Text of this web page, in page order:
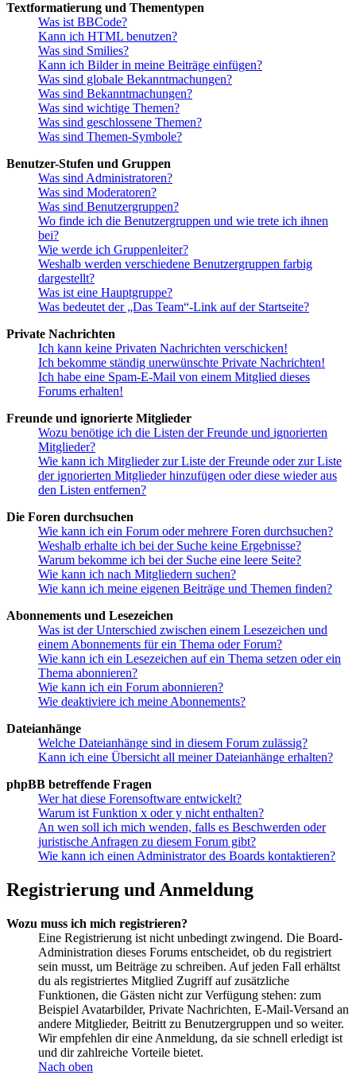
Textformatierung und Thementypen
Was ist BBCode?
Kann ich HTML benutzen?
Was sind Smilies?
Kann ich Bilder in meine Beiträge einfügen?
Was sind globale Bekanntmachungen?
Was sind Bekanntmachungen?
Was sind wichtige Themen?
Was sind geschlossene Themen?
Was sind Themen-Symbole?
Benutzer-Stufen und Gruppen
Was sind Administratoren?
Was sind Moderatoren?
Was sind Benutzergruppen?
Wo finde ich die Benutzergruppen und wie trete ich ihnen
bei?
Wie werde ich Gruppenleiter?
Weshalb werden verschiedene Benutzergruppen farbig
dargestellt?
Was ist eine Hauptgruppe?
Was bedeutet der „Das Team“-Link auf der Startseite?
Private Nachrichten
Ich kann keine Privaten Nachrichten verschicken!
Ich bekomme ständig unerwünschte Private Nachrichten!
Ich habe eine Spam-E-Mail von einem Mitglied dieses
Forums erhalten!
Freunde und ignorierte Mitglieder
Wozu benötige ich die Listen der Freunde und ignorierten
Mitglieder?
Wie kann ich Mitglieder zur Liste der Freunde oder zur Liste
der ignorierten Mitglieder hinzufügen oder diese wieder aus
den Listen entfernen?
Die Foren durchsuchen
Wie kann ich ein Forum oder mehrere Foren durchsuchen?
Weshalb erhalte ich bei der Suche keine Ergebnisse?
Warum bekomme ich bei der Suche eine leere Seite?
Wie kann ich nach Mitgliedern suchen?
Wie kann ich meine eigenen Beiträge und Themen finden?
Abonnements und Lesezeichen
Was ist der Unterschied zwischen einem Lesezeichen und
einem Abonnements für ein Thema oder Forum?
Wie kann ich ein Lesezeichen auf ein Thema setzen oder ein
Thema abonnieren?
Wie kann ich ein Forum abonnieren?
Wie deaktiviere ich meine Abonnements?
Dateianhänge
Welche Dateianhänge sind in diesem Forum zulässig?
Kann ich eine Übersicht all meiner Dateianhänge erhalten?
phpBB betreffende Fragen
Wer hat diese Forensoftware entwickelt?
Warum ist Funktion x oder y nicht enthalten?
An wen soll ich mich wenden, falls es Beschwerden oder
juristische Anfragen zu diesem Forum gibt?
Wie kann ich einen Administrator des Boards kontaktieren?
Registrierung und Anmeldung
Wozu muss ich mich registrieren?
Eine Registrierung ist nicht unbedingt zwingend. Die Board-
Administration dieses Forums entscheidet, ob du registriert
sein musst, um Beiträge zu schreiben. Auf jeden Fall erhältst
du als registriertes Mitglied Zugriff auf zusätzliche
Funktionen, die Gästen nicht zur Verfügung stehen: zum
Beispiel Avatarbilder, Private Nachrichten, E-Mail-Versand an
andere Mitglieder, Beitritt zu Benutzergruppen und so weiter.
Wir empfehlen dir eine Anmeldung, da sie schnell erledigt ist
und dir zahlreiche Vorteile bietet.
Nach oben